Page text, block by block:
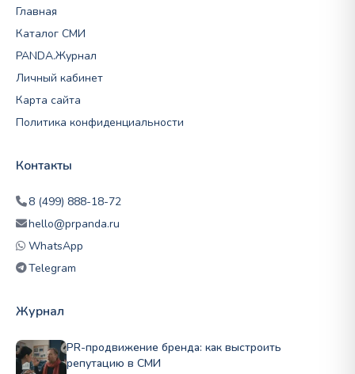
Главная
Каталог СМИ
PANDA.Журнал
Личный кабинет
Карта сайта
Политика конфиденциальности
Контакты
8 (499) 888-18-72
hello@prpanda.ru
WhatsApp
Telegram
Журнал
PR-продвижение бренда: как выстроить
репутацию в СМИ